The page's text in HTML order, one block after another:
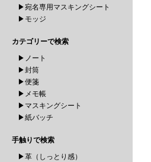
▶宛名専用マスキングシート
▶モッジ
カテゴリーで検索
▶ノート
▶封筒
▶便箋
▶メモ帳
▶マスキングシート
▶紙バッチ
手触りで検索
▶革（しっとり感）